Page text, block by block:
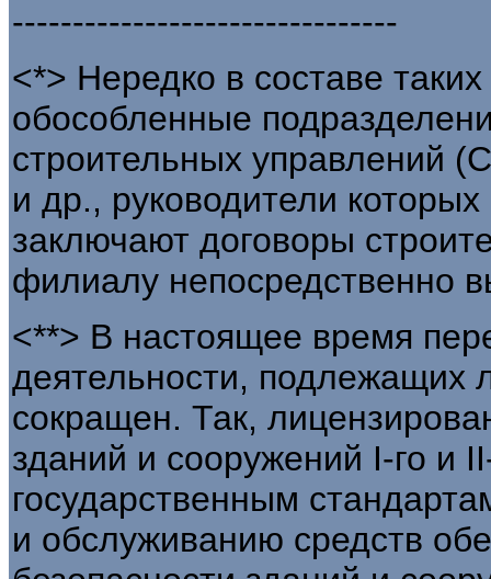
--------------------------------
<*> Нередко в составе
обособленные
строительных управлений
и др., руководители
заключают договоры
филиалу непосредственно
<**> В настоящее время
деятельности, подлежащих
сокращен. Так,
зданий и сооружений I-го и
государственным
и обслуживанию средств